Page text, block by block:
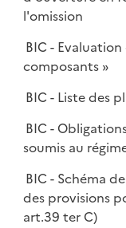
l'omission
BIC -
composants »
BIC - Liste des
BIC -
soumis au
BIC - Schéma
des provisions
art.39 ter C)